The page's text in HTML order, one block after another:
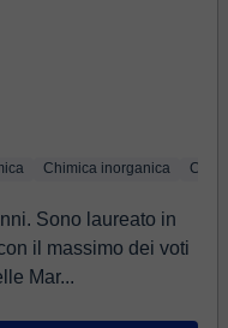
Chimica inorganica
Sono laureato in
il massimo dei voti
Mar...